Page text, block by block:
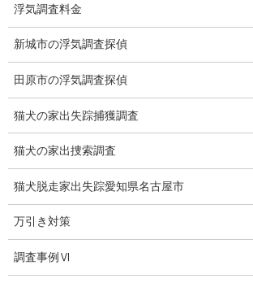
お礼の言葉
Q&A
浮気証拠は何回必要か？
浮気調査時間
調査料金のご質問
調査員の人数（浮気調査）
調査プランのご依頼の割合
浮気調査料金
新城市の浮気調査探偵
田原市の浮気調査探偵
猫犬の家出失踪捕獲調査
猫犬の家出捜索調査
猫犬脱走家出失踪愛知県名古屋市
万引き対策
調査事例Ⅵ